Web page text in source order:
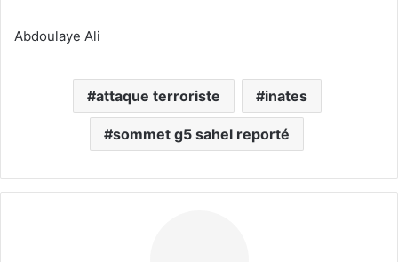
Abdoulaye Ali
attaque terroriste inates
sommet g5 sahel reporté